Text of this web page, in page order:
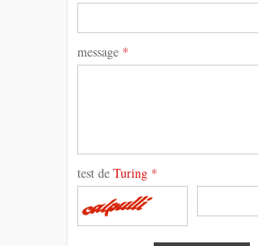
message *
test deTuring *